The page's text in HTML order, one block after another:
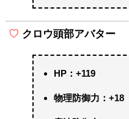
クロウ頭部アバター
HP：+119
物理防御力：+18